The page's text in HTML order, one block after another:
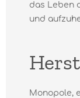
das Leben
und
Monopole,